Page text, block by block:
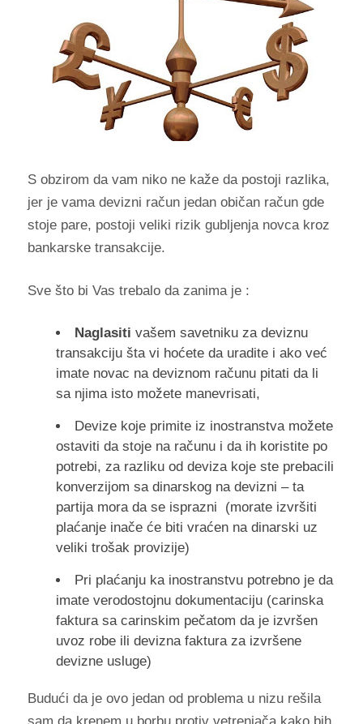
S obzirom da vam niko ne kaže da postoji razlika,
jer je vama devizni račun jedan običan račun gde
stoje pare, postoji veliki rizik gubljenja novca kroz
bankarske transakcije.
Sve što bi Vas trebalo da zanima je :
Naglasiti vašem savetniku za deviznu
transakciju šta vi hoćete da uradite i ako već
imate novac na deviznom računu pitati da li
sa njima isto možete manevrisati,
Devize koje primite iz inostranstva možete
ostaviti da stoje na računu i da ih koristite po
potrebi, za razliku od deviza koje ste prebacili
konverzijom sa dinarskog na devizni – ta
partija mora da se isprazni (morate izvršiti
plaćanje inače će biti vraćen na dinarski uz
veliki trošak provizije)
Pri plaćanju ka inostranstvu potrebno je da
imate verodostojnu dokumentaciju (carinska
faktura sa carinskim pečatom da je izvršen
uvoz robe ili devizna faktura za izvršene
devizne usluge)
Budući da je ovo jedan od problema u nizu rešila
sam da krenem u borbu protiv vetrenjača kako bih